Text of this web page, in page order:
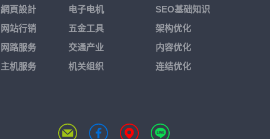
網頁設計
网站行销
网路服务
主机服务
电子电机
五金工具
交通产业
机关组织
SEO基础知识
架构优化
内容优化
连结优化